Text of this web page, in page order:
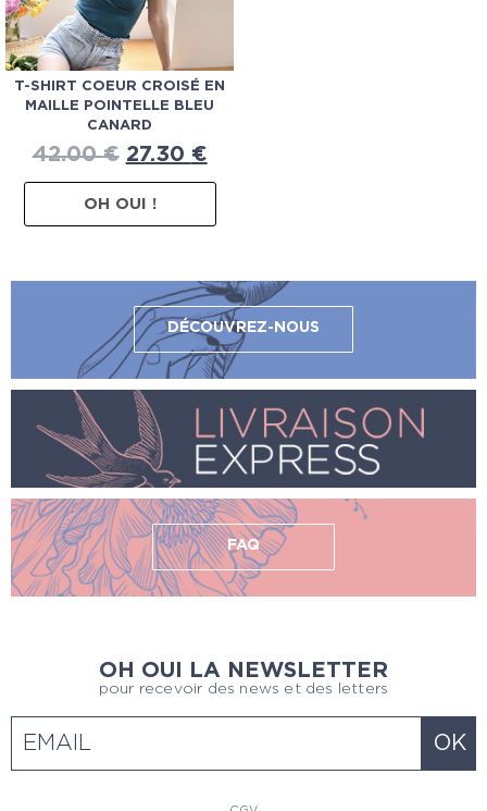
T-SHIRT COEUR CROISÉ EN
MAILLE POINTELLE BLEU
CANARD
42.00€ 27.30 €
OH OUI !
DÉCOUVREZ-NOUS
FAQ
OH OUI LA NEWSLETTER
pour recevoir des news et des letters